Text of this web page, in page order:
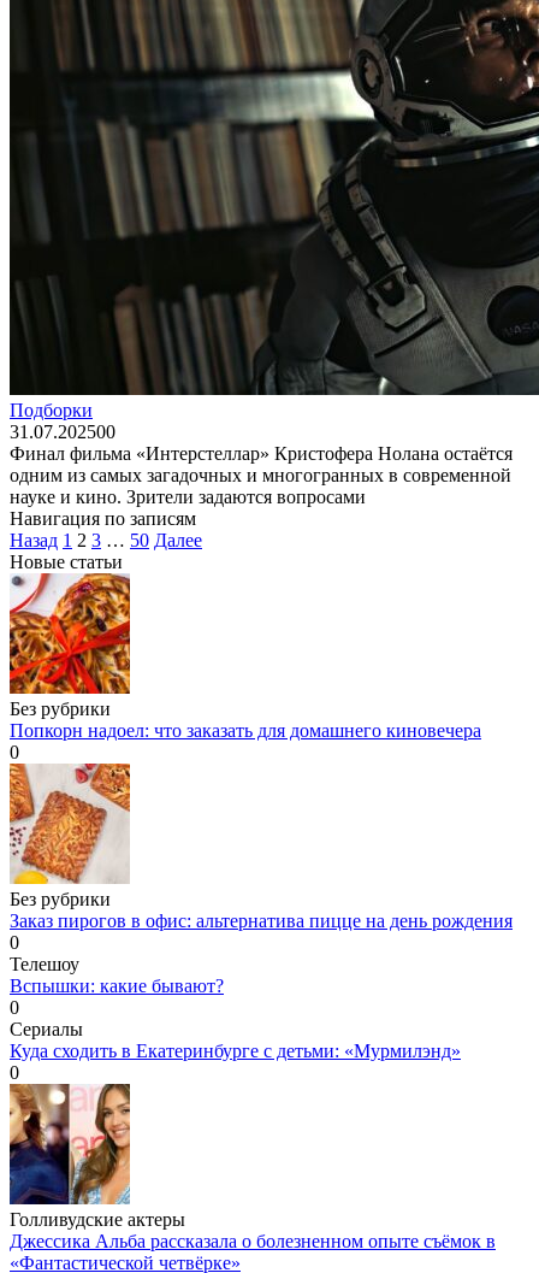
Подборки
31.07.202500
Финал фильма «Интерстеллар» Кристофера Нолана остаётся
одним из самых загадочных и многогранных в современной
науке и кино. Зрители задаются вопросами
Навигация по записям
Назад 1 2 3 … 50 Далее
Новые статьи
Без рубрики
Попкорн надоел: что заказать для домашнего киновечера
0
Без рубрики
Заказ пирогов в офис: альтернатива пицце на день рождения
0
Телешоу
Вспышки: какие бывают?
0
Сериалы
Куда сходить в Екатеринбурге с детьми: «Мурмилэнд»
0
Голливудские актеры
Джессика Альба рассказала о болезненном опыте съёмок в
«Фантастической четвёрке»